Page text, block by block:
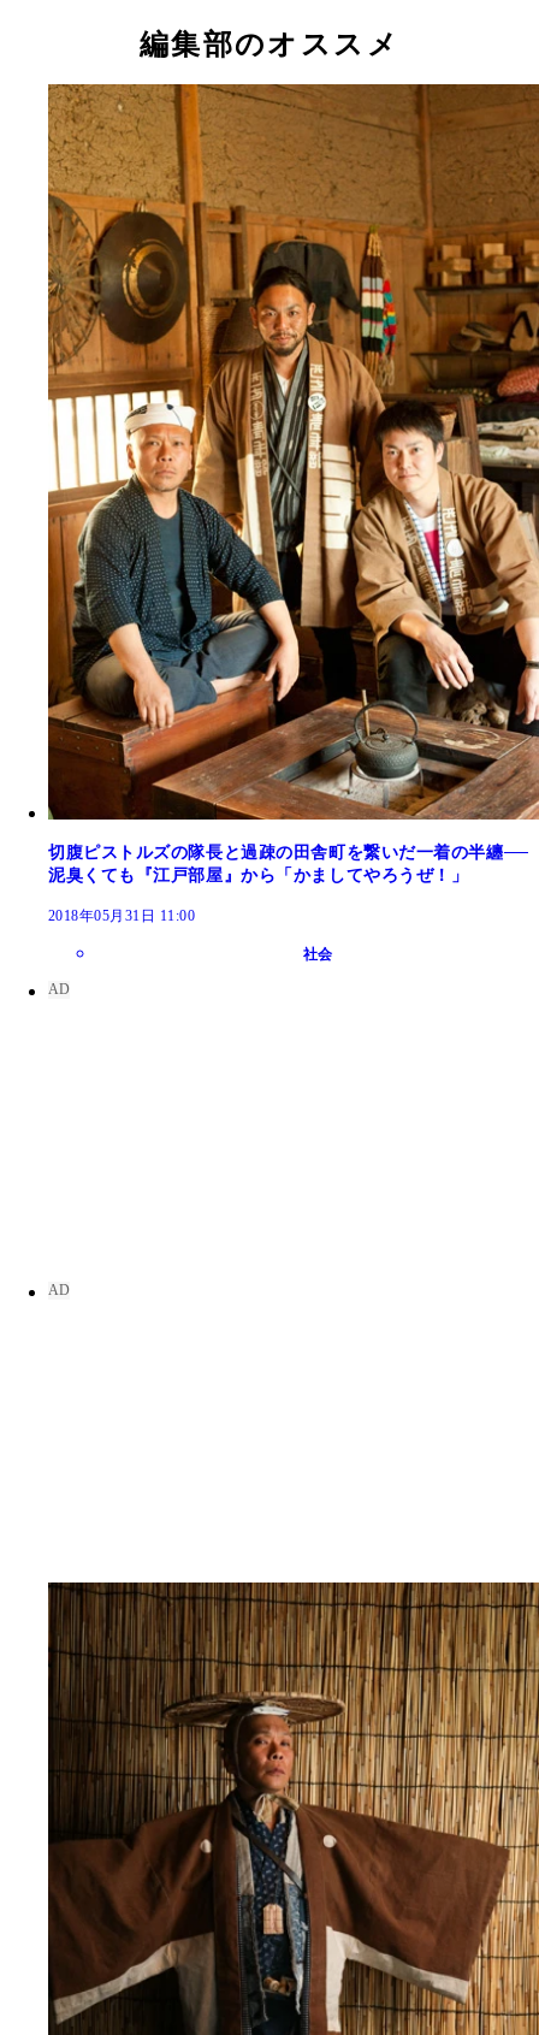
編集部のオススメ
切腹ピストルズの隊長と過疎の田舎町を繋いだ一着の半纏──
泥臭くても『江戸部屋』から「かましてやろうぜ！」
2018年05月31日 11:00
社会